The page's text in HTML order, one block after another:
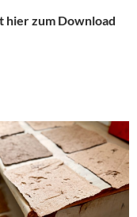
zum Download